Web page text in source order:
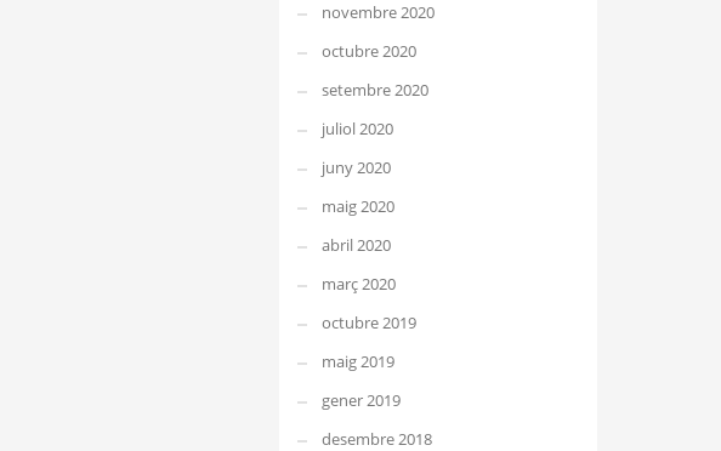
novembre 2020
octubre 2020
setembre 2020
juliol 2020
juny 2020
maig 2020
abril 2020
març 2020
octubre 2019
maig 2019
gener 2019
desembre 2018